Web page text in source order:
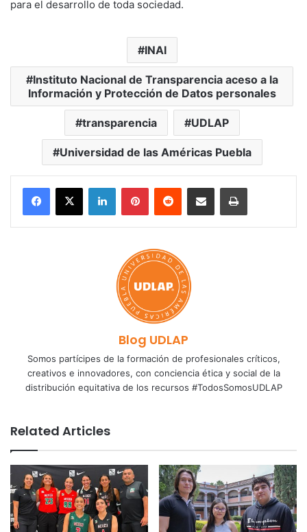
para el desarrollo de toda sociedad.
INAI
Instituto Nacional de Transparencia aceso a la
Información y Protección de Datos personales
transparencia UDLAP
Universidad de las Américas Puebla
LinkedInPinterestReddit Share via Email Print
Blog UDLAP
Somos partícipes de la formación de profesionales críticos,
creativos e innovadores, con conciencia ética y social de la
distribución equitativa de los recursos #TodosSomosUDLAP
Related Articles